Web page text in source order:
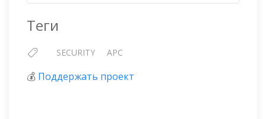
Теги
SECURITY APC
💰 Поддержать проект